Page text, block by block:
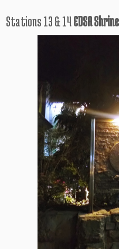
Stations 13 & 14EDSA Shrine